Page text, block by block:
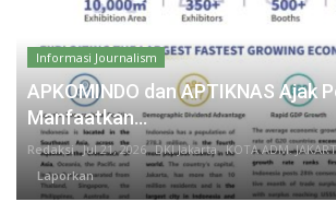
Informasi Journalism
APKOMINDO dan APTIKNAS Ajak
Manfaatkan...
Redaksi Jul 21, 2026 DKI Jakarta KOTA ADM.
Laporkan